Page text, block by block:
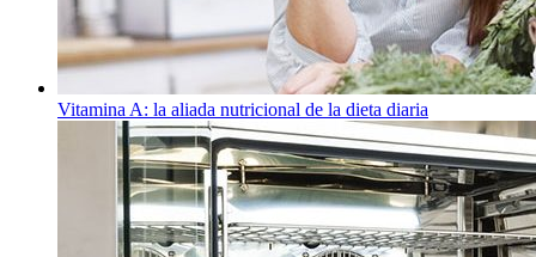
Vitamina A: la aliada nutricional de la dieta diaria